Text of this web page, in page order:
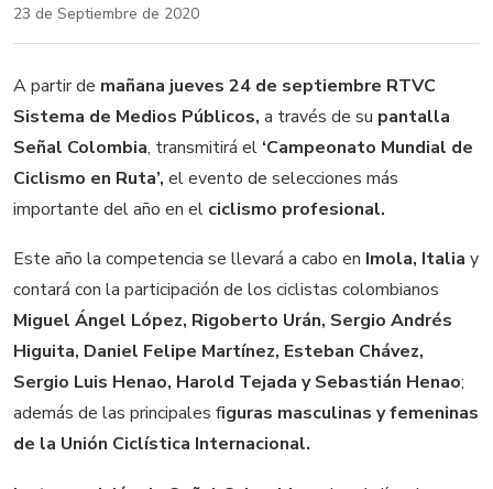
23 de Septiembre de 2020
A partir de mañana jueves 24 de septiembre RTVC
Sistema de Medios Públicos, a través de su pantalla
Señal Colombia, transmitirá el ‘Campeonato Mundial de
Ciclismo en Ruta’, el evento de selecciones más
importante del año en el ciclismo profesional.
Este año la competencia se llevará a cabo en Imola, Italia y
contará con la participación de los ciclistas colombianos
Miguel Ángel López, Rigoberto Urán, Sergio Andrés
Higuita, Daniel Felipe Martínez, Esteban Chávez,
Sergio Luis Henao, Harold Tejada y Sebastián Henao;
además de las principales figuras masculinas y femeninas
de la Unión Ciclística Internacional.